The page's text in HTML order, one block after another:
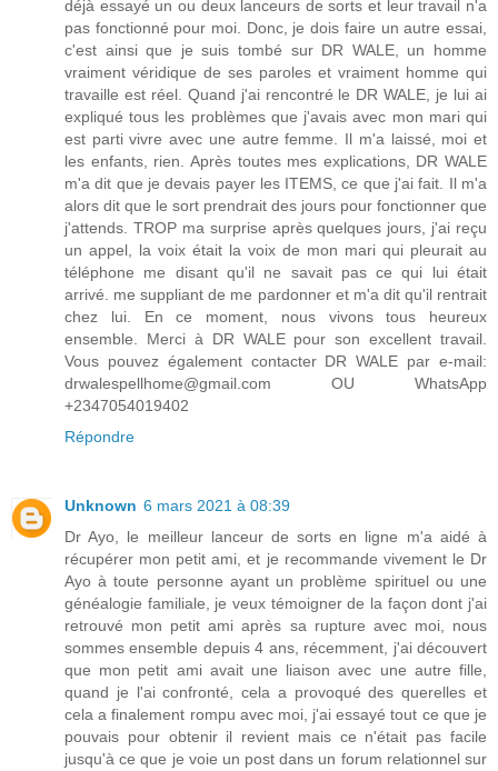
déjà essayé un ou deux lanceurs de sorts et leur travail n'a
pas fonctionné pour moi. Donc, je dois faire un autre essai,
c'est ainsi que je suis tombé sur DR WALE, un homme
vraiment véridique de ses paroles et vraiment homme qui
travaille est réel. Quand j'ai rencontré le DR WALE, je lui ai
expliqué tous les problèmes que j'avais avec mon mari qui
est parti vivre avec une autre femme. Il m'a laissé, moi et
les enfants, rien. Après toutes mes explications, DR WALE
m'a dit que je devais payer les ITEMS, ce que j'ai fait. Il m'a
alors dit que le sort prendrait des jours pour fonctionner que
j'attends. TROP ma surprise après quelques jours, j'ai reçu
un appel, la voix était la voix de mon mari qui pleurait au
téléphone me disant qu'il ne savait pas ce qui lui était
arrivé. me suppliant de me pardonner et m'a dit qu'il rentrait
chez lui. En ce moment, nous vivons tous heureux
ensemble. Merci à DR WALE pour son excellent travail.
Vous pouvez également contacter DR WALE par e-mail:
drwalespellhome@gmail.com OU WhatsApp
+2347054019402
Répondre
Unknown 6 mars 2021 à 08:39
Dr Ayo, le meilleur lanceur de sorts en ligne m'a aidé à
récupérer mon petit ami, et je recommande vivement le Dr
Ayo à toute personne ayant un problème spirituel ou une
généalogie familiale, je veux témoigner de la façon dont j'ai
retrouvé mon petit ami après sa rupture avec moi, nous
sommes ensemble depuis 4 ans, récemment, j'ai découvert
que mon petit ami avait une liaison avec une autre fille,
quand je l'ai confronté, cela a provoqué des querelles et
cela a finalement rompu avec moi, j'ai essayé tout ce que je
pouvais pour obtenir il revient mais ce n'était pas facile
jusqu'à ce que je voie un post dans un forum relationnel sur